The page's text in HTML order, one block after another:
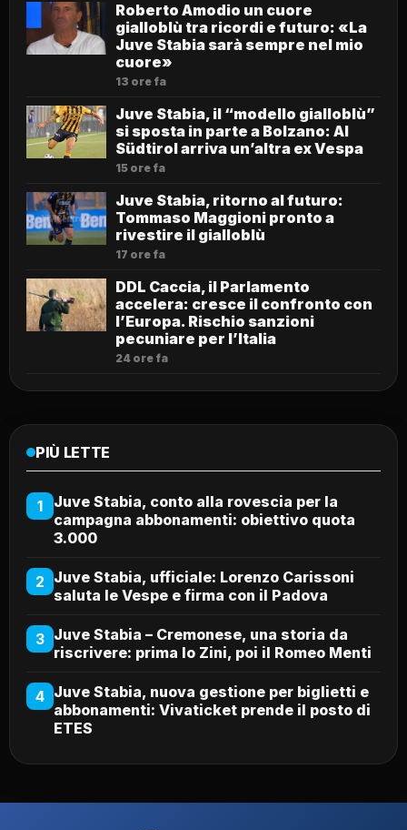
Roberto Amodio un cuore
gialloblù tra ricordi e futuro: «La
Juve Stabia sarà sempre nel mio
cuore»
13 ore fa
Juve Stabia, il “modello gialloblù”
si sposta in parte a Bolzano: Al
Südtirol arriva un’altra ex Vespa
15 ore fa
Juve Stabia, ritorno al futuro:
Tommaso Maggioni pronto a
rivestire il gialloblù
17 ore fa
DDL Caccia, il Parlamento
accelera: cresce il confronto con
l’Europa. Rischio sanzioni
pecuniare per l’Italia
24 ore fa
PIÙ LETTE
1
Juve Stabia, conto alla rovescia per la
campagna abbonamenti: obiettivo quota
3.000
2 Juve Stabia, ufficiale: Lorenzo Carissoni
saluta le Vespe e firma con il Padova
3 Juve Stabia – Cremonese, una storia da
riscrivere: prima lo Zini, poi il Romeo Menti
4 Juve Stabia, nuova gestione per biglietti e
abbonamenti: Vivaticket prende il posto di
ETES